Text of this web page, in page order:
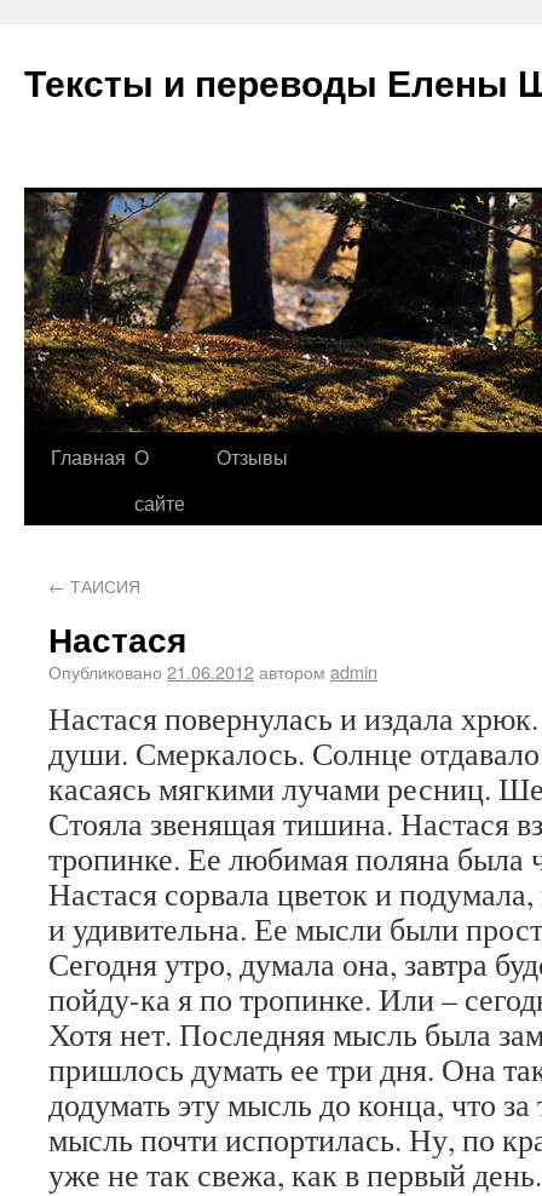
Тексты и переводы Елены
Главная О
сайте
Отзывы
← ТАИСИЯ
Настася
Опубликовано 21.06.2012автором admin
Настася повернулась и издала
души. Смеркалось. Солнце
касаясь мягкими лучами ресниц.
Стояла звенящая тишина. Настася
тропинке. Ее любимая поляна была
Настася сорвала цветок и
и удивительна. Ее мысли были
Сегодня утро, думала она, завтра
пойду-ка я по тропинке. Или –
Хотя нет. Последняя мысль была
пришлось думать ее три дня. Она
додумать эту мысль до конца, что
мысль почти испортилась. Ну, по
уже не так свежа, как в первый день.